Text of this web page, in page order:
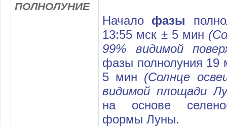
ПОЛНОЛУНИЕ
Начало фазы
13:55 мск ± 5 мин
99% видимой
фазы полнолуния 19
5 мин (Солнце
видимой площади
на основе
формы Луны.